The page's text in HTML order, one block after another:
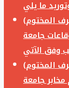
المختوم)
جامعة
المختوم)
جامعة